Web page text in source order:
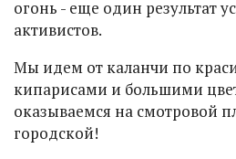
огонь - еще один результат
активистов.
Мы идем от каланчи по
кипарисами и большими
оказываемся на смотровой
городской!